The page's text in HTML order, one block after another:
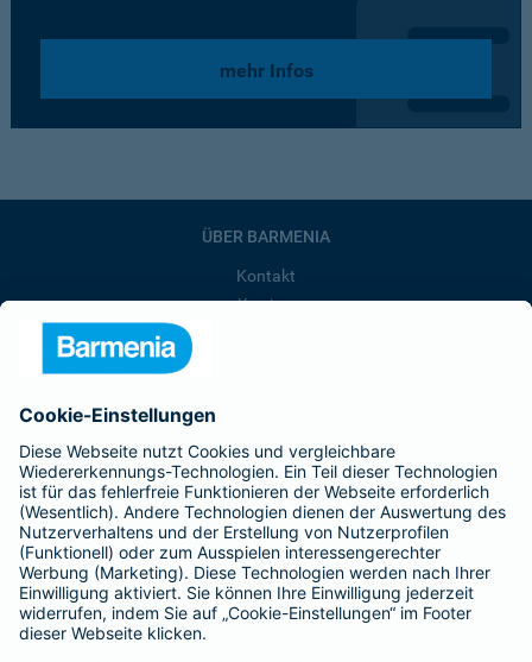
mehr Infos
ÜBER BARMENIA
Kontakt
Karriere
Affiliate-Partner werden
Barmenia ist Teil der BarmeniaGothaer
BELIEBTE SEITEN
Kranken-Zusatzversicherung
Tierversicherungen
Haftpflichtversicherung
Hausratversicherung